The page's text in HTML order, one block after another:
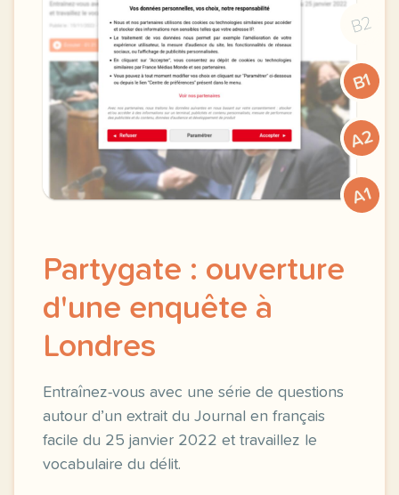
B2
B1
A2
A1
Partygate : ouverture
d'une enquête à
Londres
Entraînez-vous avec une série de questions
autour d’un extrait du Journal en français
facile du 25 janvier 2022 et travaillez le
vocabulaire du délit.